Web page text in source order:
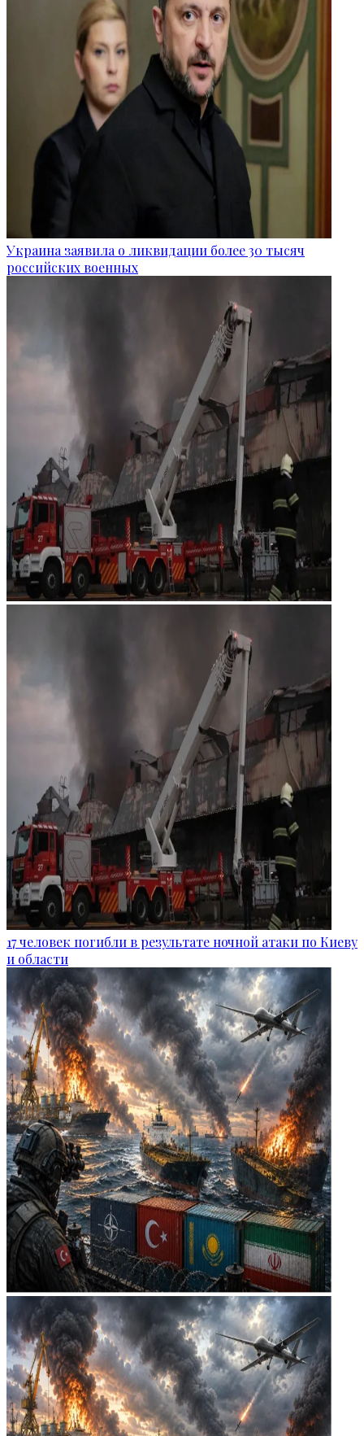
Украина заявила о ликвидации более 30 тысяч
российских военных
17 человек погибли в результате ночной атаки по Киеву
и области